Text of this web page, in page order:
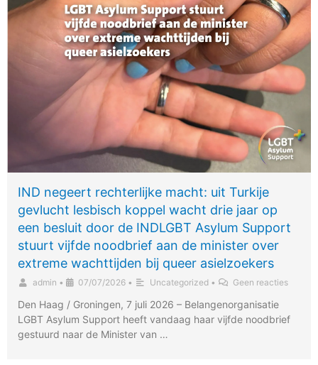
IND negeert rechterlijke macht: uit Turkije
gevlucht lesbisch koppel wacht drie jaar op
een besluit door de INDLGBT Asylum Support
stuurt vijfde noodbrief aan de minister over
extreme wachttijden bij queer asielzoekers
admin • 07/07/2026 • Uncategorized • Geen reacties
Den Haag / Groningen, 7 juli 2026 – Belangenorganisatie
LGBT Asylum Support heeft vandaag haar vijfde noodbrief
gestuurd naar de Minister van …